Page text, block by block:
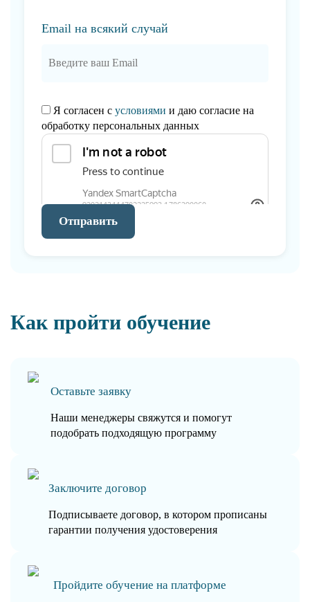
Email на всякий случай
Я согласен с условиями и даю согласие на
обработку персональных данных
Отправить
Как пройти обучение
Оставьте заявку
Наши менеджеры свяжутся и помогут
подобрать подходящую программу
Заключите договор
Подписываете договор, в котором прописаны
гарантии получения удостоверения
Пройдите обучение на платформе